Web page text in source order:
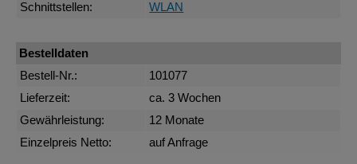
Schnittstellen:
WLAN
Bestelldaten
Bestell-Nr.:
101077
Lieferzeit:
ca. 3 Wochen
Gewährleistung:
12 Monate
Einzelpreis Netto:
auf Anfrage